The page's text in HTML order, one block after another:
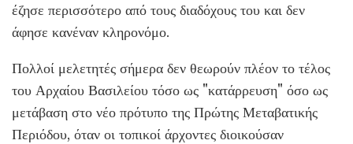
έζησε περισσότερο από τους διαδόχους του και δεν
άφησε κανέναν κληρονόμο.
Πολλοί μελετητές σήμερα δεν θεωρούν πλέον το τέλος
του Αρχαίου Βασιλείου τόσο ως "κατάρρευση" όσο ως
μετάβαση στο νέο πρότυπο της Πρώτης Μεταβατικής
Περιόδου, όταν οι τοπικοί άρχοντες διοικούσαν